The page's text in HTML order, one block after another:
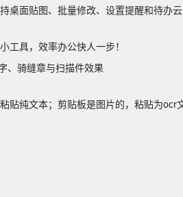
桌面贴图、批量修改、设置提醒和待办云
工具，效率办公快人一步！
、骑缝章与扫描件效果
贴纯文本；剪贴板是图片的，粘贴为ocr